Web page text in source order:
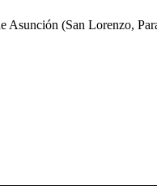
Asunción (San Lorenzo,